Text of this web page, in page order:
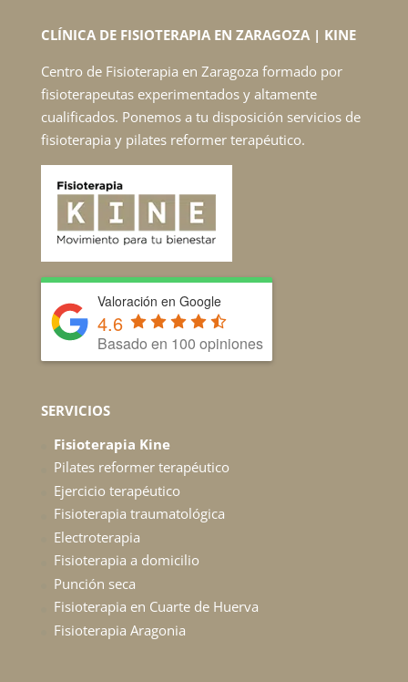
CLÍNICA DE FISIOTERAPIA EN ZARAGOZA | KINE
Centro de Fisioterapia en Zaragoza formado por
fisioterapeutas experimentados y altamente
cualificados. Ponemos a tu disposición servicios de
fisioterapia y pilates reformer terapéutico.
Valoración en Google
4.6
Basado en 100 opiniones
SERVICIOS
Fisioterapia Kine
Pilates reformer terapéutico
Ejercicio terapéutico
Fisioterapia traumatológica
Electroterapia
Fisioterapia a domicilio
Punción seca
Fisioterapia en Cuarte de Huerva
Fisioterapia Aragonia